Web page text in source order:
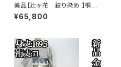
美品【辻ヶ花 絞り染め 】桐谷
翠山工房 訪問着 正絹 袷 s77
3
¥65,800